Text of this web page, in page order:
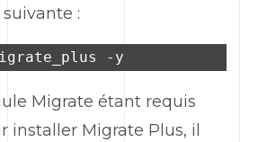
:
-y
Migrate étant requis
installer Migrate Plus, il